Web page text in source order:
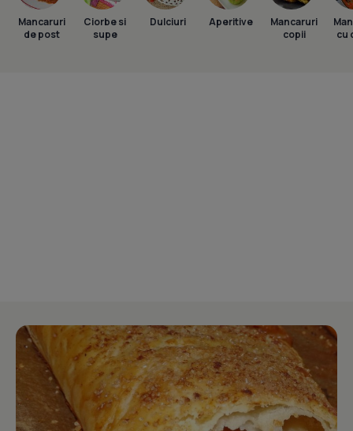
Mancaruri
de post
Ciorbe si
supe
Dulciuri Aperitive
Mancaruri
copii
cu